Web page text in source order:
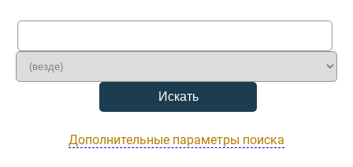
Дополнительные параметры поиска